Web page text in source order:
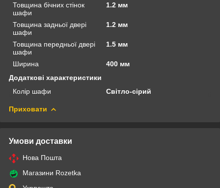
Товщина бічних стінок
шафи
1.2 мм
Товщина задньої двері
шафи
1.2 мм
Товщина передньої двері
шафи
1.5 мм
Ширина
400 мм
Додаткові характеристики
Колір шафи
Світло-сірий
Приховати
Умови доставки
Нова Пошта
Магазини Rozetka